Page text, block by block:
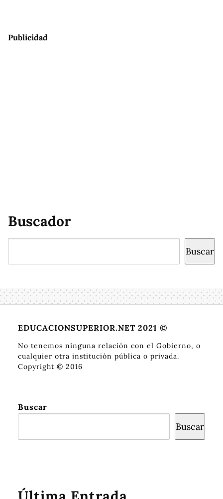
Publicidad
Buscador
Buscar
EDUCACIONSUPERIOR.NET 2021 ©
No tenemos ninguna relación con el Gobierno, o
cualquier otra institución pública o privada.
Copyright © 2016
Buscar
Buscar